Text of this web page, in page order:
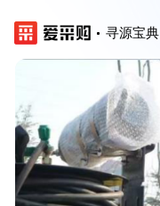
寻源宝典